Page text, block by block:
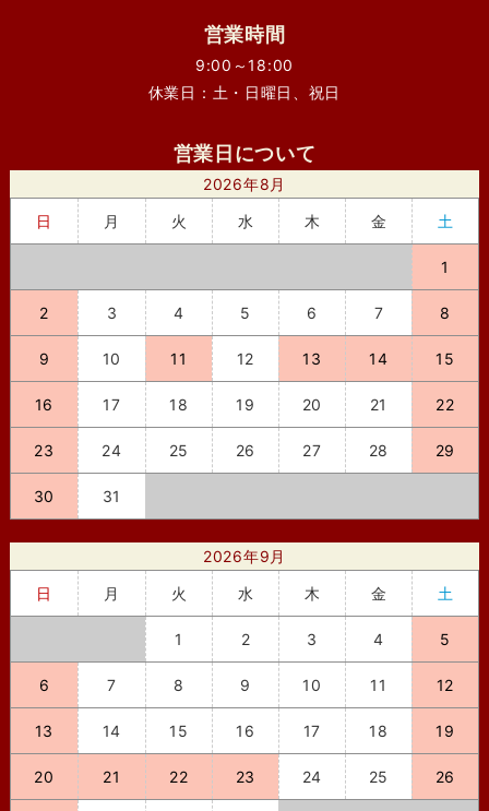
営業時間
9:00～18:00
休業日：土・日曜日、祝日
営業日について
2026年8月
日
月 火 水 木 金 土
1
2 3 4 5 6 7 8
9 10 11 12 13 14 15
16 17 18 19 20 21 22
23 24 25 26 27 28 29
30 31
2026年9月
日
月 火 水 木 金 土
1 2 3 4 5
6 7 8 9 10 11 12
13 14 15 16 17 18 19
20 21 22 23 24 25 26